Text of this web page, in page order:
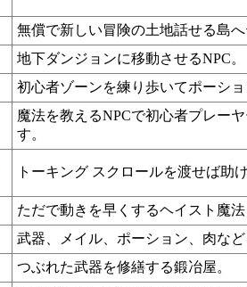
無償で新しい冒険の土地話せる島へ
地下ダンジョンに移動させるNPC。
初心者ゾーンを練り歩いてポーショ
魔法を教えるNPCで初心者プレー
す。
トーキング スクロールを渡せば助
ただで動きを早くするヘイスト魔法
武器、メイル、ポーション、肉など
つぶれた武器を修繕する鍛冶屋。